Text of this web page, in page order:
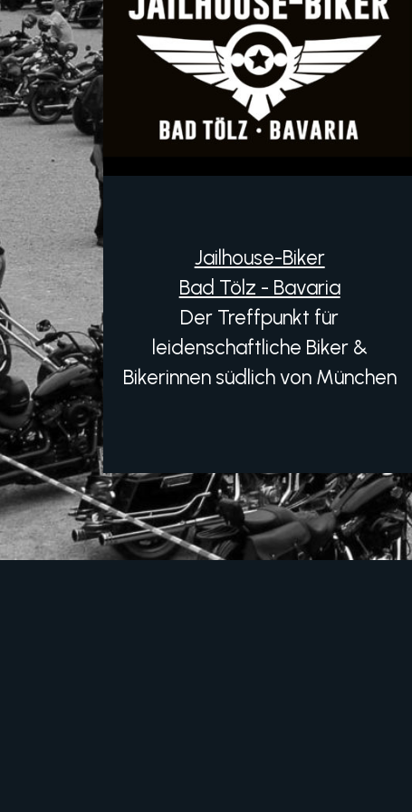
Jailhouse-Biker
Bad Tölz - Bavaria
Der Treffpunkt für
leidenschaftliche Biker &
Bikerinnen südlich von München